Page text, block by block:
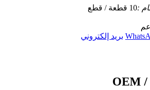
:10 قطعة / قطع
بريد إلكتروني